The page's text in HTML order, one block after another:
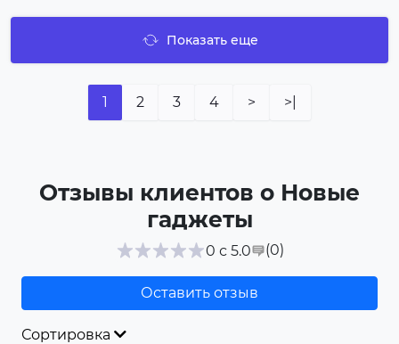
Показать еще
1 2 3 4 > >|
Отзывы клиентов о Новые
гаджеты
0 с 5.0 (0)
Оставить отзыв
Сортировка